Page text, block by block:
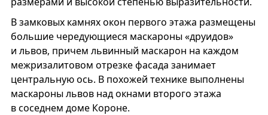
В замковых камнях окон первого этажа размещены
большие чередующиеся маскароны «друидов»
и львов, причем львинный маскарон на каждом
межризалитовом отрезке фасада занимает
центральную ось. В похожей технике выполнены
маскароны львов над окнами второго этажа
в соседнем доме Короне.